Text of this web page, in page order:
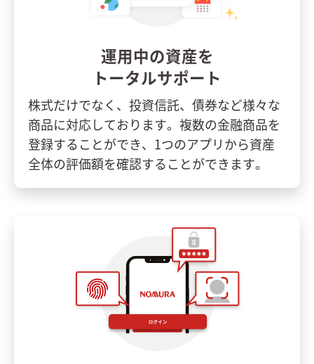
運用中の資産を
トータルサポート
株式だけでなく、投資信託、債券など様々な
商品に対応しております。複数の金融商品を
登録することができ、1つのアプリから資産
全体の評価額を確認することができます。